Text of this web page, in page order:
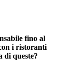
fino al
i ristoranti
di queste?